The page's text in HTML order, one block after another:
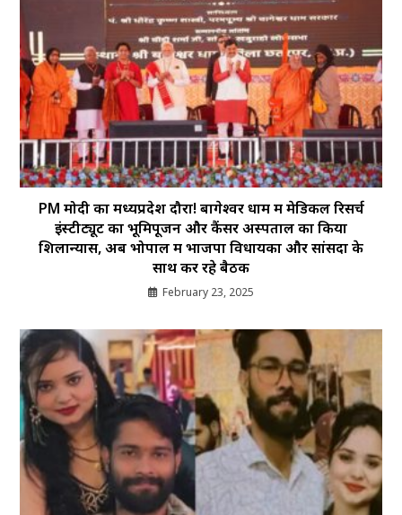
PM मोदी का मध्यप्रदेश दौरा! बागेश्वर धाम में मेडिकल रिसर्च
इंस्टीट्यूट का भूमिपूजन और कैंसर अस्पताल का किया
शिलान्यास, अब भोपाल में भाजपा विधायकों और सांसदों के
साथ कर रहे बैठक
February 23, 2025